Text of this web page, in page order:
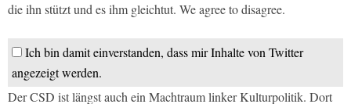
die ihn stützt und es ihm gleichtut. We agree to disagree.
Ich bin damit einverstanden, dass mir Inhalte von Twitter
angezeigt werden.
Der CSD ist längst auch ein Machtraum linker Kulturpolitik. Dort